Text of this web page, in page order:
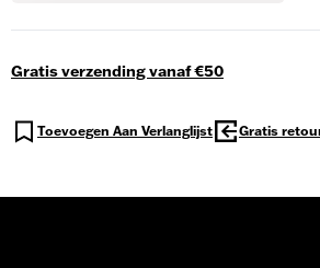
Gratis verzending vanaf €50
Toevoegen Aan Verlanglijst Gratis